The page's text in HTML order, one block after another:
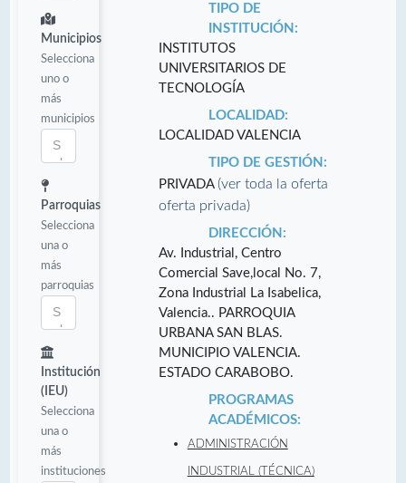
Municipios
Selecciona
uno o
más
municipios
Parroquias
Selecciona
una o
más
parroquias
Institución
(IEU)
Selecciona
una o
más
instituciones
TIPO DE
INSTITUCIÓN:
INSTITUTOS
UNIVERSITARIOS DE
TECNOLOGÍA
LOCALIDAD:
LOCALIDAD VALENCIA
TIPO DE GESTIÓN:
PRIVADA (ver toda la oferta
oferta privada)
DIRECCIÓN:
Av. Industrial, Centro
Comercial Save,local No. 7,
Zona Industrial La Isabelica,
Valencia.. PARROQUIA
URBANA SAN BLAS.
MUNICIPIO VALENCIA.
ESTADO CARABOBO.
PROGRAMAS
ACADÉMICOS:
ADMINISTRACIÓN
INDUSTRIAL (TÉCNICA)